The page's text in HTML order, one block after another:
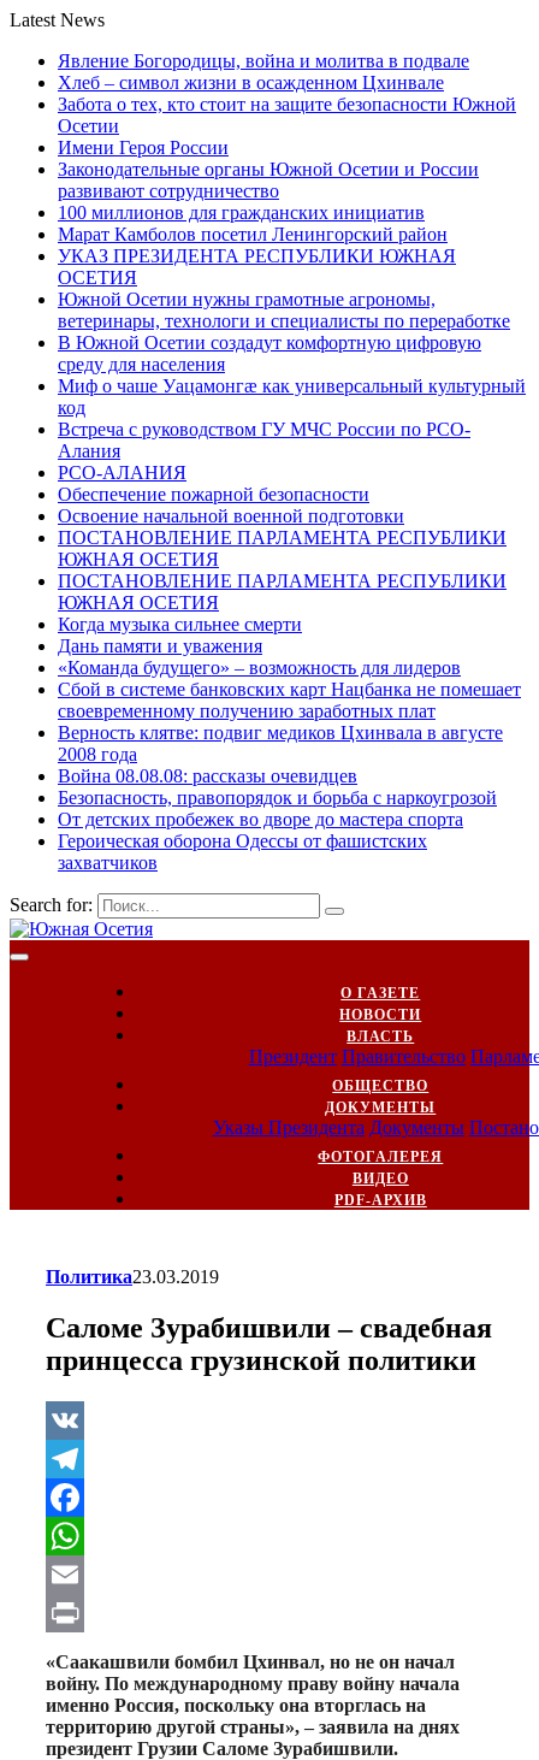
Latest News
Явление Богородицы, война и молитва в подвале
Хлеб – символ жизни в осажденном Цхинвале
Забота о тех, кто стоит на защите безопасности Южной
Осетии
Имени Героя России
Законодательные органы Южной Осетии и России
развивают сотрудничество
100 миллионов для гражданских инициатив
Марат Камболов посетил Ленингорский район
УКАЗ ПРЕЗИДЕНТА РЕСПУБЛИКИ ЮЖНАЯ
ОСЕТИЯ
Южной Осетии нужны грамотные агрономы,
ветеринары, технологи и специалисты по переработке
В Южной Осетии создадут комфортную цифровую
среду для населения
Миф о чаше Уацамонгæ как универсальный культурный
код
Встреча с руководством ГУ МЧС России по РСО-
Алания
РСО-АЛАНИЯ
Обеспечение пожарной безопасности
Освоение начальной военной подготовки
ПОСТАНОВЛЕНИЕ ПАРЛАМЕНТА РЕСПУБЛИКИ
ЮЖНАЯ ОСЕТИЯ
ПОСТАНОВЛЕНИЕ ПАРЛАМЕНТА РЕСПУБЛИКИ
ЮЖНАЯ ОСЕТИЯ
Когда музыка сильнее смерти
Дань памяти и уважения
«Команда будущего» – возможность для лидеров
Сбой в системе банковских карт Нацбанка не помешает
своевременному получению заработных плат
Верность клятве: подвиг медиков Цхинвала в августе
2008 года
Война 08.08.08: рассказы очевидцев
Безопасность, правопорядок и борьба с наркоугрозой
От детских пробежек во дворе до мастера спорта
Героическая оборона Одессы от фашистских
захватчиков
Search for:
О ГАЗЕТЕ
НОВОСТИ
ВЛАСТЬ
Президент Правительство
ОБЩЕСТВО
ДОКУМЕНТЫ
Указы Президента Документы
ФОТОГАЛЕРЕЯ
ВИДЕО
PDF-АРХИВ
Политика23.03.2019
Саломе Зурабишвили – свадебная
принцесса грузинской политики
VK
Telegram
Facebook
WhatsApp
Email
Print
«Саакашвили бомбил Цхинвал, но не он начал
войну. По международному праву войну начала
именно Россия, поскольку она вторглась на
территорию другой страны», – заявила на днях
президент Грузии Саломе Зурабишвили.